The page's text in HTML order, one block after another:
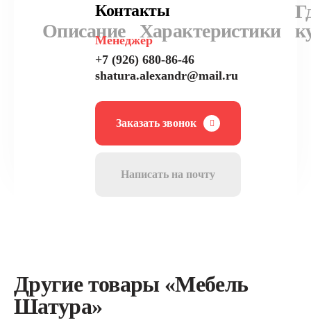
Описание Характеристики
Контакты
Менеджер
+7 (926) 680-86-46
shatura.alexandr@mail.ru
Заказать звонок
Написать на почту
Другие товары «Мебель
Шатура»